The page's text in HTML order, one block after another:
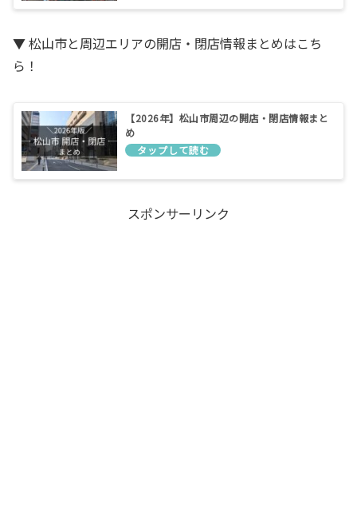
▼ 松山市と周辺エリアの開店・閉店情報まとめはこち
ら！
【2026年】松山市周辺の開店・閉店情報まと
め
スポンサーリンク